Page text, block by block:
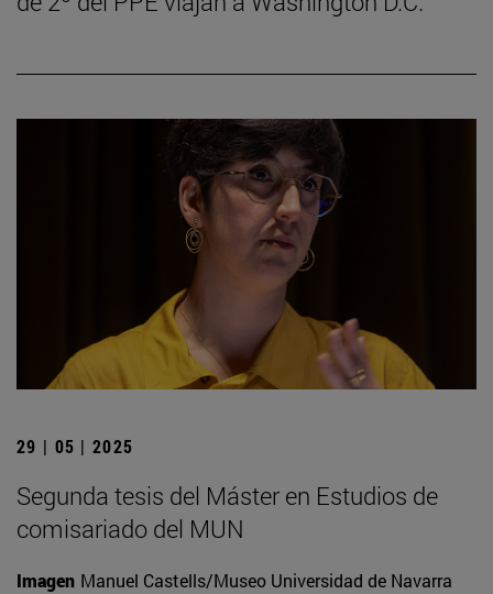
29 | 05 | 2025
Segunda tesis del Máster en Estudios de
comisariado del MUN
Imagen Manuel Castells/Museo Universidad de Navarra